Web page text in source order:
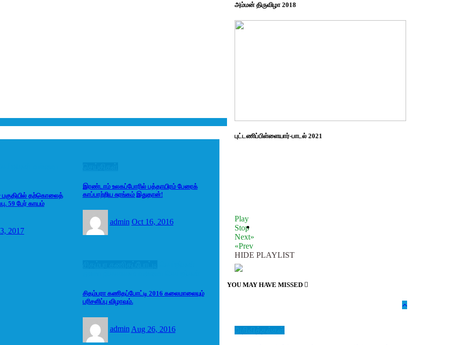
பகுதியில் தற்கொலைத்
59 பேர் காயம்
2017
இரண்டாம் உலகப்போரில் பத்தாயிரம் பேரைக்
காப்பாற்றிய சுரங்கம் இதுதான்!
admin Oct 16, 2016
சிதம்பரா கணிதப்போட்டி 2016 கலைமாலையும்
பரிசளிப்பு விழாவும்.
admin Aug 26, 2016
அம்மன் திருவிழா 2018
புட்டணிப்பிள்ளையார்-பாடல் 2021
Play
Stop
Next»
«Prev
HIDE PLAYLIST
YOU MAY HAVE MISSED